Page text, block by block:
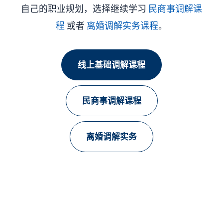
自己的职业规划，选择继续学习 民商事调解课
程 或者 离婚调解实务课程。
线上基础调解课程
民商事调解课程
离婚调解实务